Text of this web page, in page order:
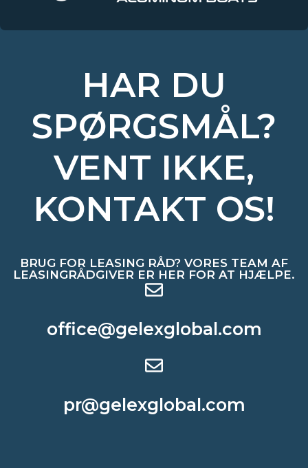
HAR DU
SPØRGSMÅL?
VENT IKKE,
KONTAKT OS!
BRUG FOR LEASING RÅD? VORES TEAM AF
LEASINGRÅDGIVER ER HER FOR AT HJÆLPE.
office@gelexglobal.com
pr@gelexglobal.com